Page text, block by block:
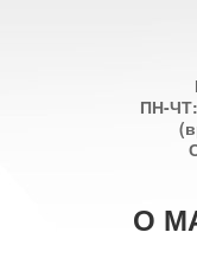
ПН-ЧТ:
О